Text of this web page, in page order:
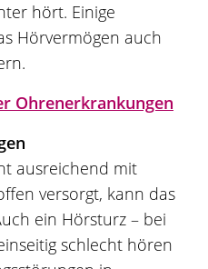
hört. Einige
Hörvermögen auch
Ohrenerkrankungen
ausreichend mit
versorgt, kann das
ein Hörsturz – bei
schlecht hören